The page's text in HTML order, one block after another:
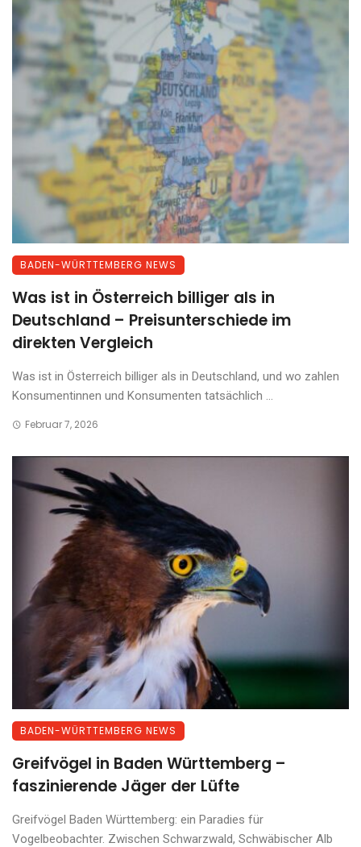
BADEN-WÜRTTEMBERG NEWS
Was ist in Österreich billiger als in
Deutschland – Preisunterschiede im
direkten Vergleich
Was ist in Österreich billiger als in Deutschland, und wo zahlen
Konsumentinnen und Konsumenten tatsächlich ...
Februar 7, 2026
BADEN-WÜRTTEMBERG NEWS
Greifvögel in Baden Württemberg –
faszinierende Jäger der Lüfte
Greifvögel Baden Württemberg: ein Paradies für
Vogelbeobachter. Zwischen Schwarzwald, Schwäbischer Alb